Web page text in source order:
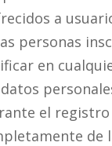
a
personas
en
el registro
de